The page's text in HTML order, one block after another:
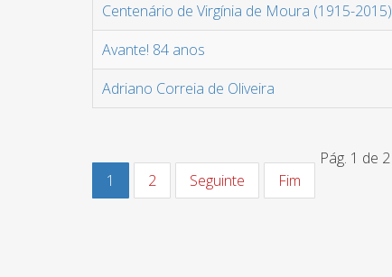
Centenário de Virgínia de Moura (1915-2015)
Avante! 84 anos
Adriano Correia de Oliveira
Pág. 1 de 2
1
2 Seguinte Fim